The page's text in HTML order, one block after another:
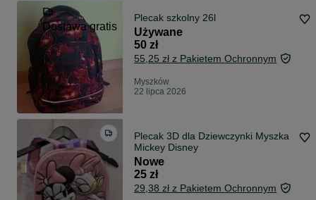
Dostawa gratis
Plecak szkolny 26l
Używane
50 zł
55,25 zł z Pakietem Ochronnym
Myszków
22 lipca 2026
Plecak 3D dla Dziewczynki Myszka
Mickey Disney
Nowe
25 zł
29,38 zł z Pakietem Ochronnym